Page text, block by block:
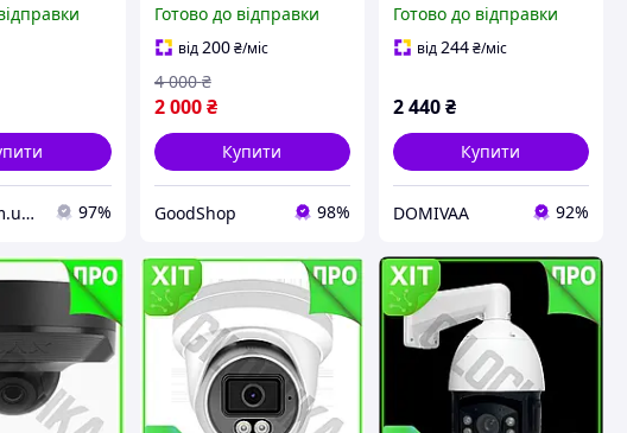
з
miropt.com.ua інтернет магазин. Доставка по Україні 1-2 дні 97%
A28 6MP з
інфрачервоною
підсвіткою, датчиком
руху з мобільним
застосунком, для двору
Готово до відправки
від200 ₴/міс
2 000 ₴
4 000 ₴
Купити
GoodShop 98%
інфрачервоною
підсвіткою для дому та
Готово до відправки
від244₴/міс
2 440₴
Купити
DOMIVAА 92%